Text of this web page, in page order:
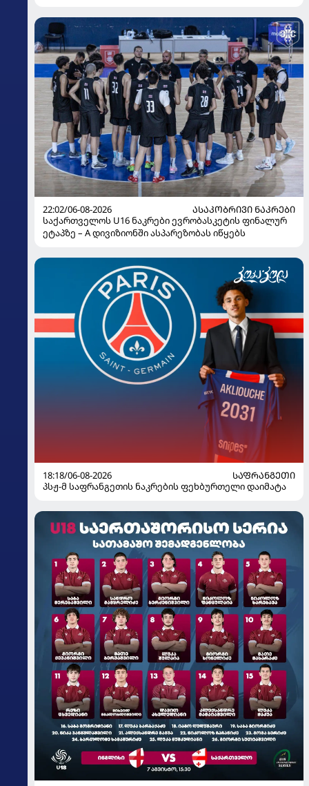
22:02/06-08-2026
ᲐᲡᲐᲙᲝᲑᲠᲘᲕᲘ ᲜᲐᲙᲠᲔᲑᲘ
საქართველოს U16 ნაკრები ევრობასკეტის ფინალურ
ეტაპზე – A დივიზიონში ასპარეზობას იწყებს
18:18/06-08-2026
ᲡᲐᲤᲠᲐᲜᲒᲔᲗᲘ
პსჟ-მ საფრანგეთის ნაკრების ფეხბურთელი დაიმატა